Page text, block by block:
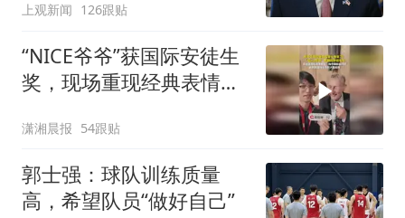
上观新闻 126跟贴
“NICE爷爷”获国际安徒生
奖，现场重现经典表情
潇湘晨报 54跟贴
郭士强：球队训练质量
高，希望队员“做好自己”